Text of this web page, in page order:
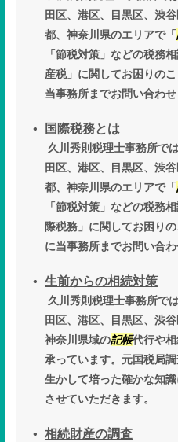
田区、港区、目黒区、渋
都、神奈川県のエリアで「
「節税対策」などの税務
産税」に関してお困りの
当事務所までお問い合わせ
国際税務とは
久川秀則税理士事務所で
田区、港区、目黒区、渋
都、神奈川県のエリアで「
「節税対策」などの税務
際税務」に関してお困り
に当事務所までお問い合わ
生前からの相続対策
久川秀則税理士事務所で
田区、港区、目黒区、渋
神奈川県域の記帳代行や
承っています。元国税局
生かして培った確かな知
させていただきます。
相続財産の調査